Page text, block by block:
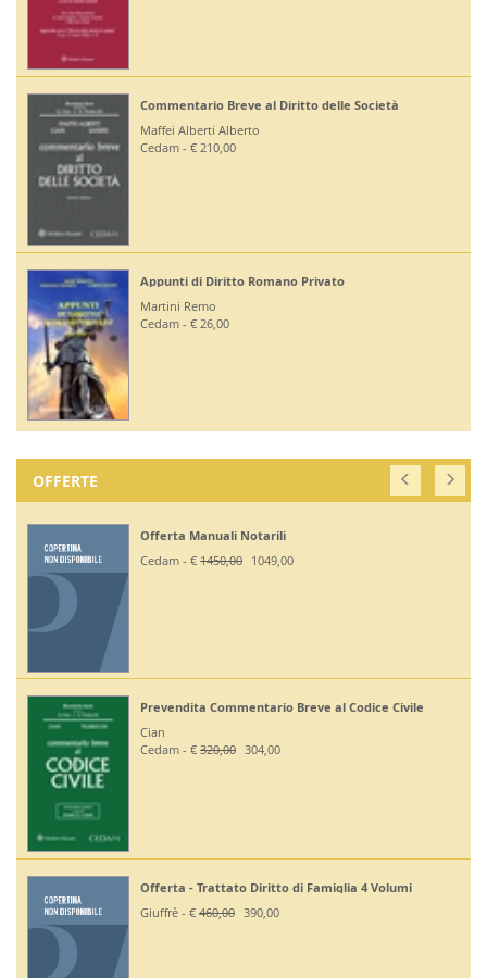
Commentario Breve al Diritto delle Società
Maffei Alberti Alberto
Cedam - € 210,00
Appunti di Diritto Romano Privato
Martini Remo
Cedam - € 26,00
OFFERTE
Offerta Manuali Notarili
Cedam - €1450,00 1049,00
Prevendita Commentario Breve al Codice Civile
Cian
Cedam - €320,00 304,00
Offerta - Trattato Diritto di Famiglia 4 Volumi
Giuffrè - €460,00 390,00